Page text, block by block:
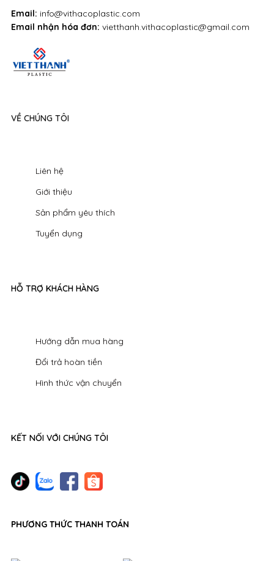
VỀ CHÚNG TÔI
Liên hệ
Giới thiệu
Sản phẩm yêu thích
Tuyển dụng
HỖ TRỢ KHÁCH HÀNG
Hướng dẫn mua hàng
Đổi trả hoàn tiền
Hình thức vận chuyển
KẾT NỐI VỚI CHÚNG TÔI
PHƯƠNG THỨC THANH TOÁN
Email: info@vithacoplastic.com
Email nhận hóa đơn: vietthanh.vithacoplastic@gmail.com